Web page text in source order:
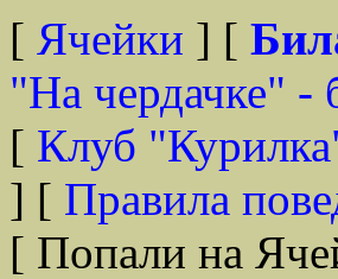
[ Ячейки ] [
"На чердачке" -
[ Клуб
] [ Правила
[ Попали на